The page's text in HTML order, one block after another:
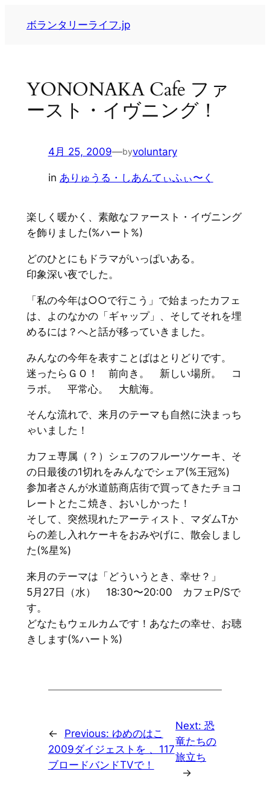
ボランタリーライフ.jp
YONONAKA Cafe ファ
ースト・イヴニング！
4月 25, 2009—byvoluntary
in ありゅうる・しあんてぃふぃ〜く
楽しく暖かく、素敵なファースト・イヴニング
を飾りました(%ハート%)
どのひとにもドラマがいっぱいある。
印象深い夜でした。
「私の今年は○○で行こう」で始まったカフェ
は、よのなかの「ギャップ」、そしてそれを埋
めるには？へと話が移っていきました。
みんなの今年を表すことばはとりどりです。
迷ったらＧＯ！ 前向き。 新しい場所。 コ
ラボ。 平常心。 大航海。
そんな流れで、来月のテーマも自然に決まっち
ゃいました！
カフェ専属（？）シェフのフルーツケーキ、そ
の日最後の1切れをみんなでシェア(%王冠%)
参加者さんが水道筋商店街で買ってきたチョコ
レートとたこ焼き、おいしかった！
そして、突然現れたアーティスト、マダムTか
らの差し入れケーキをおみやげに、散会しまし
た(%星%)
来月のテーマは「どういうとき、幸せ？」
5月27日（水） 18:30〜20:00 カフェP/Sで
す。
どなたもウェルカムです！あなたの幸せ、お聴
きします(%ハート%)
← Previous: ゆめのはこ
2009ダイジェストを 、117
ブロードバンドTVで！
Next:恐
竜たちの
旅立ち
→